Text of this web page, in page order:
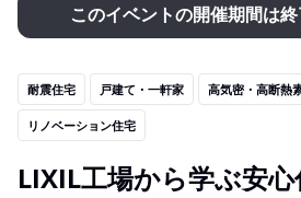
このイベントの開催期間は終
耐震住宅 戸建て・一軒家 高気密・高断熱
リノベーション住宅
LIXIL工場から学ぶ安